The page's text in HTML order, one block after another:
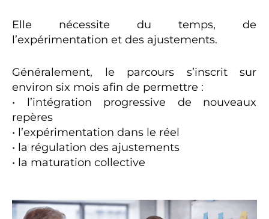
Elle nécessite du temps, de
l’expérimentation et des ajustements.
Généralement, le parcours s’inscrit sur
environ six mois afin de permettre :
• l’intégration progressive de nouveaux
repères
• l’expérimentation dans le réel
• la régulation des ajustements
• la maturation collective